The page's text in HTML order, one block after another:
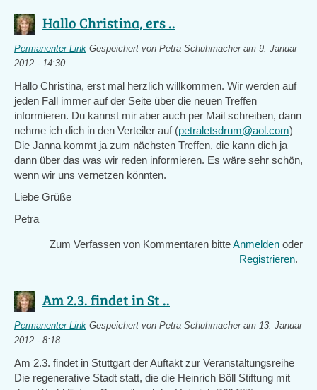
Hallo Christina, ers ..
Permanenter Link Gespeichert von Petra Schuhmacheram 9. Januar
2012 - 14:30
Hallo Christina, erst mal herzlich willkommen. Wir werden auf
jeden Fall immer auf der Seite über die neuen Treffen
informieren. Du kannst mir aber auch per Mail schreiben, dann
nehme ich dich in den Verteiler auf (petraletsdrum@aol.com)
Die Janna kommt ja zum nächsten Treffen, die kann dich ja
dann über das was wir reden informieren. Es wäre sehr schön,
wenn wir uns vernetzen könnten.
Liebe Grüße
Petra
Zum Verfassen von Kommentaren bitteAnmelden oder
Registrieren.
Am 2.3. findet in St ..
Permanenter Link Gespeichert von Petra Schuhmacheram 13. Januar
2012 - 8:18
Am 2.3. findet in Stuttgart der Auftakt zur Veranstaltungsreihe
Die regenerative Stadt statt, die die Heinrich Böll Stiftung mit